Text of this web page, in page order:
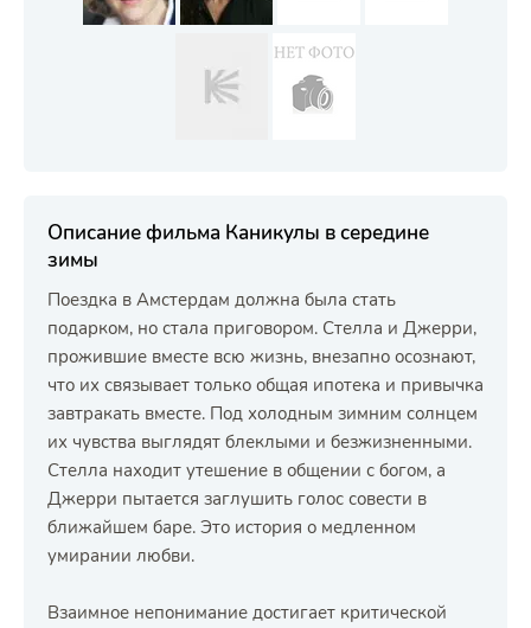
Описание фильма Каникулы в середине
зимы
Поездка в Амстердам должна была стать
подарком, но стала приговором. Стелла и Джерри,
прожившие вместе всю жизнь, внезапно осознают,
что их связывает только общая ипотека и привычка
завтракать вместе. Под холодным зимним солнцем
их чувства выглядят блеклыми и безжизненными.
Стелла находит утешение в общении с богом, а
Джерри пытается заглушить голос совести в
ближайшем баре. Это история о медленном
умирании любви.
Взаимное непонимание достигает критической